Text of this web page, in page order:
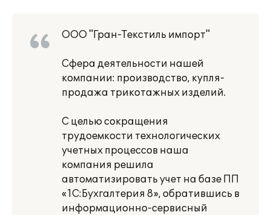
ООО "Гран-Текстиль импорт"
Сфера деятельности нашей
компании: производство, купля-
продажа трикотажных изделий.
С целью сокращения
трудоемкости технологических
учетных процессов наша
компания решила
автоматизировать учет на базе ПП
«1С:Бухгалтерия 8», обратившись в
информационно-сервисный